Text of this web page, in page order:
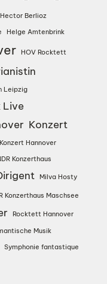
Hector Berlioz
Helge Amtenbrink
HOV Rocktett
Leipzig
Live
Konzert
Konzert Hannover
Konzerthaus
Milva Hosty
Konzerthaus Maschsee
Rocktett Hannover
Musik
Symphonie fantastique